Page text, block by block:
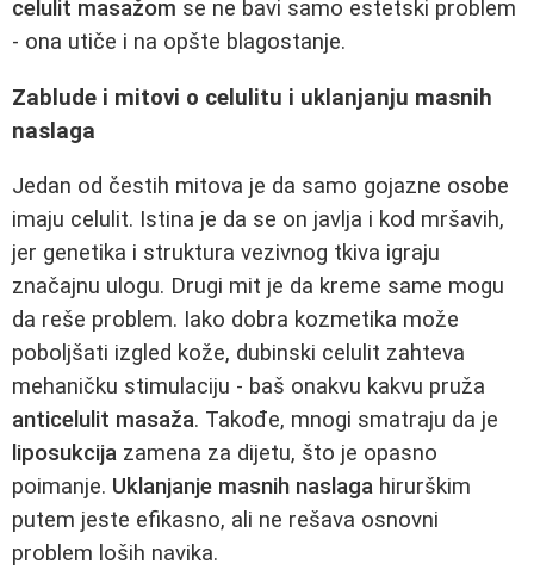
celulit masažom se ne bavi samo estetski problem
- ona utiče i na opšte blagostanje.
Zablude i mitovi o celulitu i uklanjanju masnih
naslaga
Jedan od čestih mitova je da samo gojazne osobe
imaju celulit. Istina je da se on javlja i kod mršavih,
jer genetika i struktura vezivnog tkiva igraju
značajnu ulogu. Drugi mit je da kreme same mogu
da reše problem. Iako dobra kozmetika može
poboljšati izgled kože, dubinski celulit zahteva
mehaničku stimulaciju - baš onakvu kakvu pruža
anticelulit masaža. Takođe, mnogi smatraju da je
liposukcija zamena za dijetu, što je opasno
poimanje. Uklanjanje masnih naslaga hirurškim
putem jeste efikasno, ali ne rešava osnovni
problem loših navika.